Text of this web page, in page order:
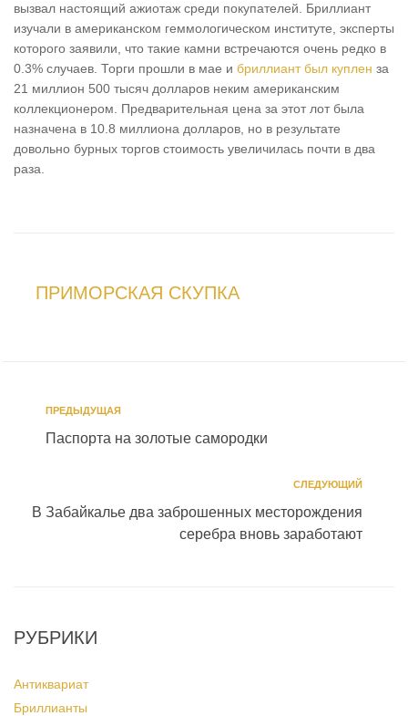
вызвал настоящий ажиотаж среди покупателей. Бриллиант
изучали в американском геммологическом институте, эксперты
которого заявили, что такие камни встречаются очень редко в
0.3% случаев. Торги прошли в мае и бриллиант был куплен за
21 миллион 500 тысяч долларов неким американским
коллекционером. Предварительная цена за этот лот была
назначена в 10.8 миллиона долларов, но в результате
довольно бурных торгов стоимость увеличилась почти в два
раза.
ПРИМОРСКАЯ СКУПКА
ПРЕДЫДУЩАЯ
Паспорта на золотые самородки
СЛЕДУЮЩИЙ
В Забайкалье два заброшенных месторождения
серебра вновь заработают
РУБРИКИ
Антиквариат
Бриллианты